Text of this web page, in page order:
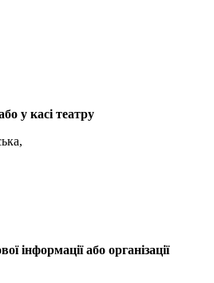
у касі театру
інформації або організації